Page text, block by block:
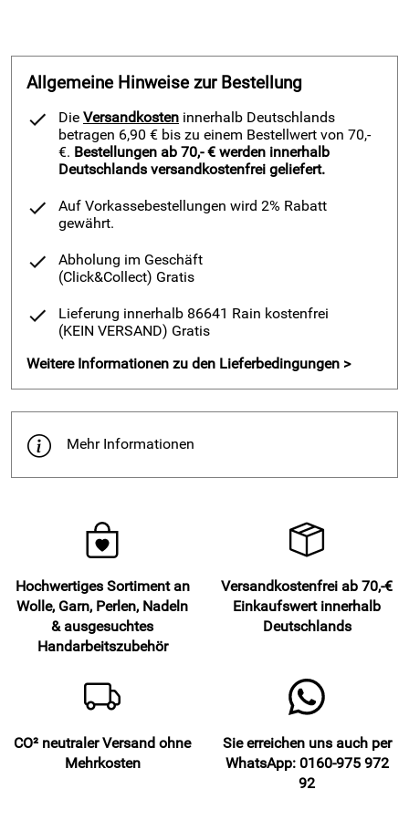
Allgemeine Hinweise zur Bestellung
Die Versandkosten innerhalb Deutschlands
betragen 6,90 € bis zu einem Bestellwert von 70,-
€. Bestellungen ab 70,- € werden innerhalb
Deutschlands versandkostenfrei geliefert.
Auf Vorkassebestellungen wird 2% Rabatt
gewährt.
Abholung im Geschäft
(Click&Collect) Gratis
Lieferung innerhalb 86641 Rain kostenfrei
(KEIN VERSAND) Gratis
Weitere Informationen zu den Lieferbedingungen >
Mehr Informationen
Hochwertiges Sortiment an
Wolle, Garn, Perlen, Nadeln
& ausgesuchtes
Handarbeitszubehör
Versandkostenfrei ab 70,-€
Einkaufswert innerhalb
Deutschlands
CO² neutraler Versand ohne
Mehrkosten
Sie erreichen uns auch per
WhatsApp: 0160-975 972
92